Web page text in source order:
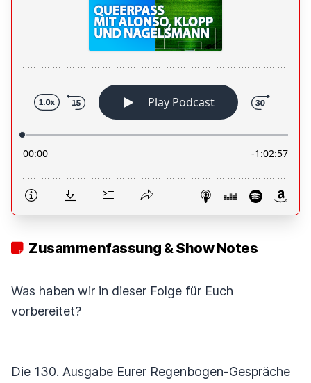
Zusammenfassung & Show Notes
Was haben wir in dieser Folge für Euch
vorbereitet?
Die 130. Ausgabe Eurer Regenbogen-Gespräche